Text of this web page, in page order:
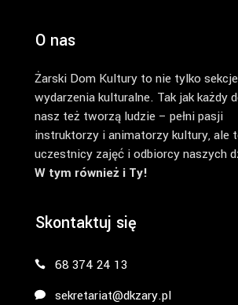
O nas
Żarski Dom Kultury to nie tylko
wydarzenia kulturalne. Tak jak każdy
nasz też tworzą ludzie – pełni pasji
instruktorzy i animatorzy kultury, ale
uczestnicy zajęć i odbiorcy naszych
W tym również i Ty!
Skontaktuj się
68 374 24 13
sekretariat@dkzary.pl